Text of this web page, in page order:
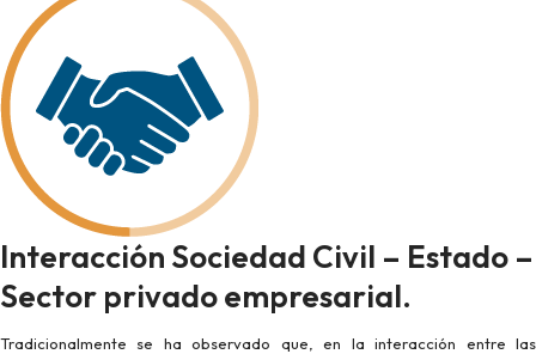
Interacción Sociedad Civil – Estado –
Sector privado empresarial.
Tradicionalmente se ha observado que, en la interacción entre las